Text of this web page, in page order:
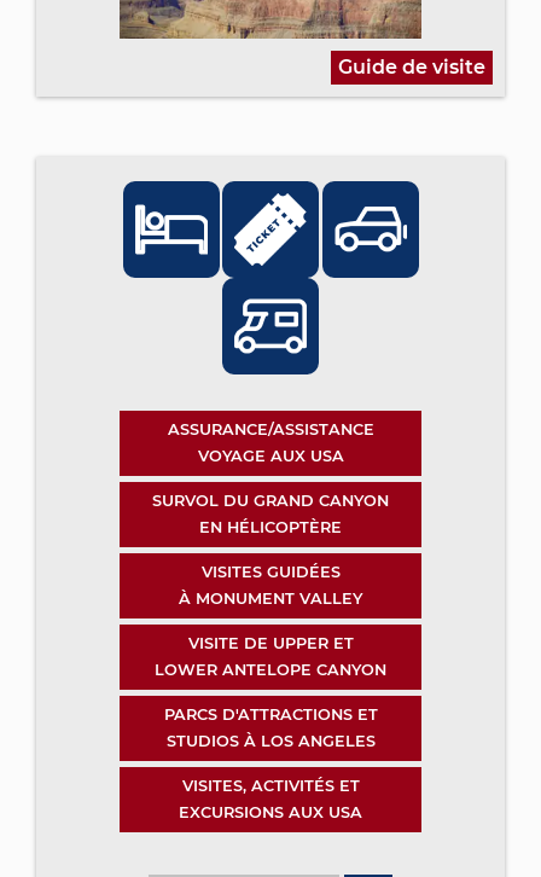
Guide de visite
ASSURANCE/ASSISTANCE
VOYAGE AUX USA
SURVOL DU GRAND CANYON
EN HÉLICOPTÈRE
VISITES GUIDÉES
À MONUMENT VALLEY
VISITE DE UPPER ET
LOWER ANTELOPE CANYON
PARCS D'ATTRACTIONS ET
STUDIOS À LOS ANGELES
VISITES, ACTIVITÉS ET
EXCURSIONS AUX USA